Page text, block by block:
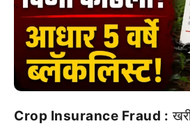
Crop Insurance Fraud :